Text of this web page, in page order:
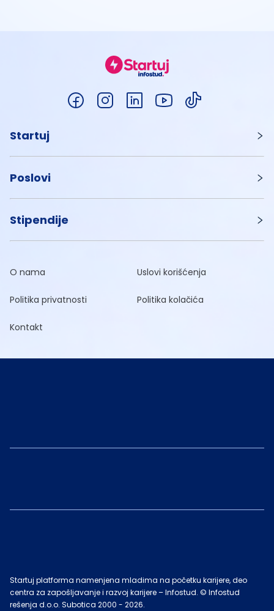
Startuj
Poslovi
Stipendije
O nama Uslovi korišćenja
Politika privatnosti Politika kolačića
Kontakt
Startuj platforma namenjena mladima na početku karijere, deo
centra za zapošljavanje i razvoj karijere – Infostud. © Infostud
rešenja d.o.o. Subotica 2000 - 2026.